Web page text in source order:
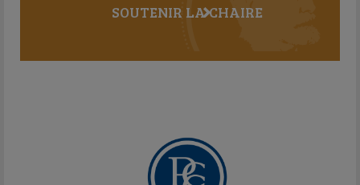
SOUTENIR LA CHAIRE